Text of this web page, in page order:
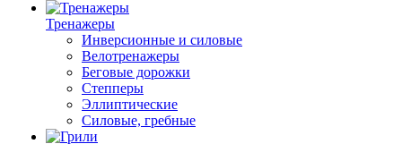
Тренажеры
Инверсионные и силовые
Велотренажеры
Беговые дорожки
Степперы
Эллиптические
Силовые, гребные